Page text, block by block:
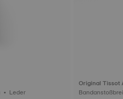
Bandanstoßbreite 20 mm • Blau • Leder
Original Tissot